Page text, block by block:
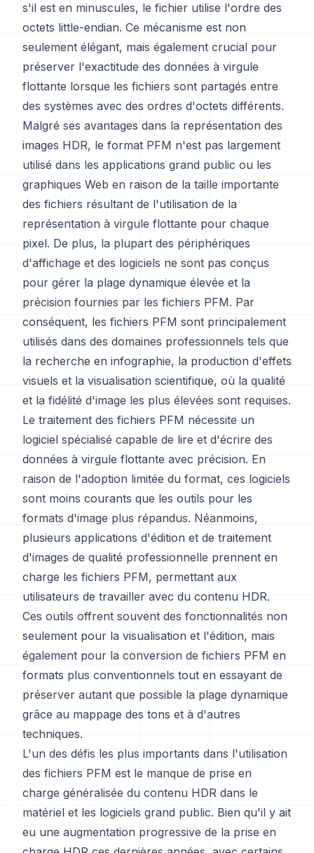
s'il est en minuscules, le fichier utilise l'ordre des
octets little-endian. Ce mécanisme est non
seulement élégant, mais également crucial pour
préserver l'exactitude des données à virgule
flottante lorsque les fichiers sont partagés entre
des systèmes avec des ordres d'octets différents.
Malgré ses avantages dans la représentation des
images HDR, le format PFM n'est pas largement
utilisé dans les applications grand public ou les
graphiques Web en raison de la taille importante
des fichiers résultant de l'utilisation de la
représentation à virgule flottante pour chaque
pixel. De plus, la plupart des périphériques
d'affichage et des logiciels ne sont pas conçus
pour gérer la plage dynamique élevée et la
précision fournies par les fichiers PFM. Par
conséquent, les fichiers PFM sont principalement
utilisés dans des domaines professionnels tels que
la recherche en infographie, la production d'effets
visuels et la visualisation scientifique, où la qualité
et la fidélité d'image les plus élevées sont requises.
Le traitement des fichiers PFM nécessite un
logiciel spécialisé capable de lire et d'écrire des
données à virgule flottante avec précision. En
raison de l'adoption limitée du format, ces logiciels
sont moins courants que les outils pour les
formats d'image plus répandus. Néanmoins,
plusieurs applications d'édition et de traitement
d'images de qualité professionnelle prennent en
charge les fichiers PFM, permettant aux
utilisateurs de travailler avec du contenu HDR.
Ces outils offrent souvent des fonctionnalités non
seulement pour la visualisation et l'édition, mais
également pour la conversion de fichiers PFM en
formats plus conventionnels tout en essayant de
préserver autant que possible la plage dynamique
grâce au mappage des tons et à d'autres
techniques.
L'un des défis les plus importants dans l'utilisation
des fichiers PFM est le manque de prise en
charge généralisée du contenu HDR dans le
matériel et les logiciels grand public. Bien qu'il y ait
eu une augmentation progressive de la prise en